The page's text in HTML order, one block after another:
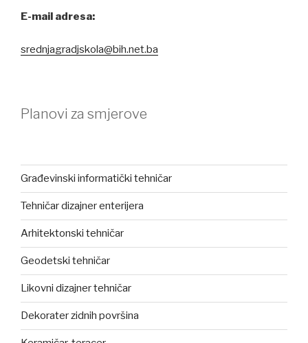
E-mail adresa:
srednjagradjskola@bih.net.ba
Planovi za smjerove
Građevinski informatički tehničar
Tehničar dizajner enterijera
Arhitektonski tehničar
Geodetski tehničar
Likovni dizajner tehničar
Dekorater zidnih površina